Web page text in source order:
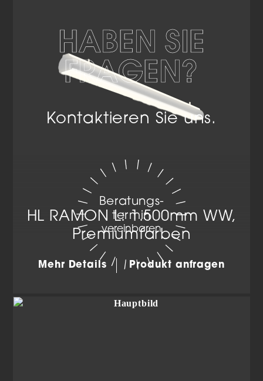
HL RAMON L: 1.500mm WW,
Premiumfarben
Mehr Details Produkt anfragen
HABEN SIE
FRAGEN?
Kontaktieren Sie uns.
Beratungs­
termin
vereinbaren